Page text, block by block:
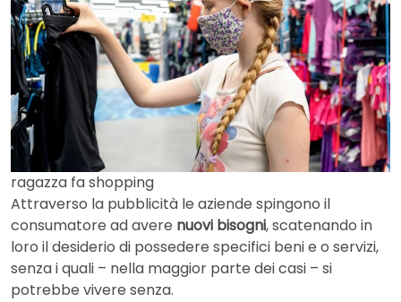
ragazza fa shopping
Attraverso la pubblicità le aziende spingono il
consumatore ad avere nuovi bisogni, scatenando in
loro il desiderio di possedere specifici beni e o servizi,
senza i quali – nella maggior parte dei casi – si
potrebbe vivere senza.